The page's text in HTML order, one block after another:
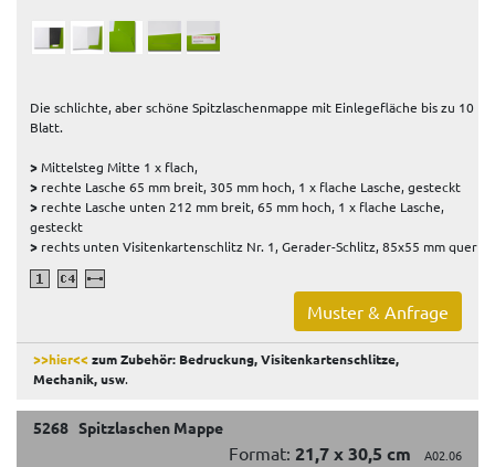
Die schlichte, aber schöne Spitzlaschenmappe mit Einlegefläche bis zu 10
Blatt.
>Mittelsteg Mitte 1 x flach,
> rechte Lasche 65 mm breit, 305 mm hoch, 1 x flache Lasche, gesteckt
> rechte Lasche unten 212 mm breit, 65 mm hoch, 1 x flache Lasche,
gesteckt
> rechts unten Visitenkartenschlitz Nr. 1, Gerader-Schlitz, 85x55 mm quer
Muster & Anfrage
>>hier<<zum Zubehör: Bedruckung, Visitenkartenschlitze,
Mechanik, usw.
5268 Spitzlaschen Mappe
Format: 21,7 x 30,5 cm A02.06